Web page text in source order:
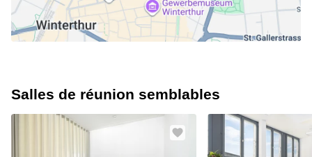
Salles de réunion semblables